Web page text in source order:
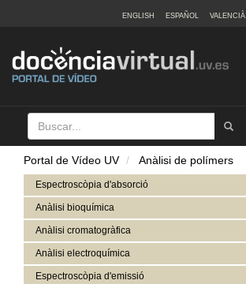
ENGLISH ESPAÑOL VALENCIÀ
Buscar
Tramet
Portal de Vídeo UV Anàlisi de polímers
Espectroscòpia d'absorció
Anàlisi bioquímica
Anàlisi cromatogràfica
Anàlisi electroquímica
Espectroscòpia d'emissió